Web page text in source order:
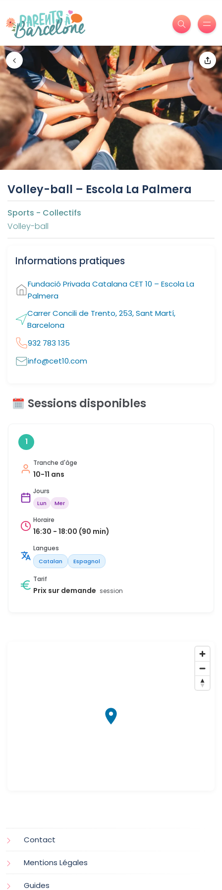
Volley-ball – Escola La Palmera
Sports - Collectifs
Volley-ball
Informations pratiques
Fundació Privada Catalana CET 10 – Escola La
Palmera
Carrer Concili de Trento, 253, Sant Martí,
Barcelona
932 783 135
info@cet10.com
Sessions disponibles
1
Tranche d'âge
10-11 ans
Jours
Lun Mer
Horaire
16:30 - 18:00 (90 min)
Langues
Catalan Espagnol
Tarif
Prix sur demande session
Contact
Mentions Légales
Guides